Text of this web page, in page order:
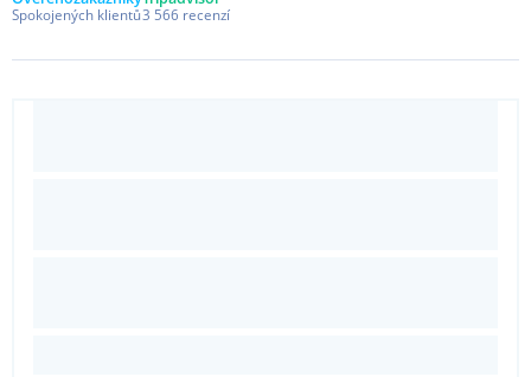
Spokojených klientů3 566 recenzí